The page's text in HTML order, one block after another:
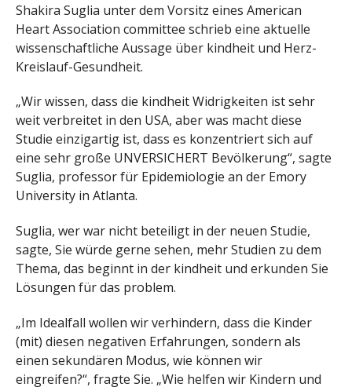
Shakira Suglia unter dem Vorsitz eines American
Heart Association committee schrieb eine aktuelle
wissenschaftliche Aussage über kindheit und Herz-
Kreislauf-Gesundheit.
„Wir wissen, dass die kindheit Widrigkeiten ist sehr
weit verbreitet in den USA, aber was macht diese
Studie einzigartig ist, dass es konzentriert sich auf
eine sehr große UNVERSICHERT Bevölkerung“, sagte
Suglia, professor für Epidemiologie an der Emory
University in Atlanta.
Suglia, wer war nicht beteiligt in der neuen Studie,
sagte, Sie würde gerne sehen, mehr Studien zu dem
Thema, das beginnt in der kindheit und erkunden Sie
Lösungen für das problem.
„Im Idealfall wollen wir verhindern, dass die Kinder
(mit) diesen negativen Erfahrungen, sondern als
einen sekundären Modus, wie können wir
eingreifen?“, fragte Sie. „Wie helfen wir Kindern und